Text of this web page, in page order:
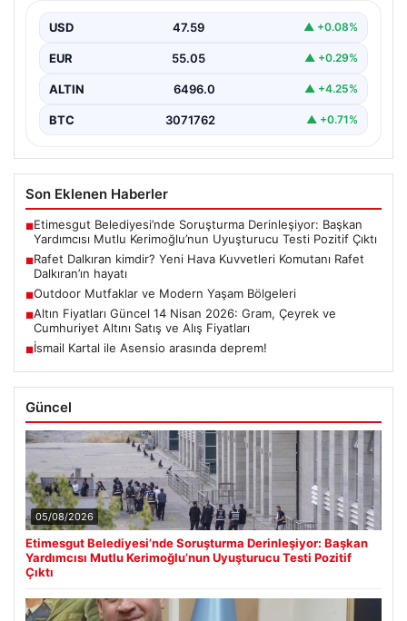
USD 47.59 ▲ +0.08%
EUR 55.05 ▲ +0.29%
ALTIN 6496.0 ▲ +4.25%
BTC 3071762 ▲ +0.71%
Son Eklenen Haberler
■Etimesgut Belediyesi’nde Soruşturma Derinleşiyor: Başkan
Yardımcısı Mutlu Kerimoğlu’nun Uyuşturucu Testi Pozitif Çıktı
■Rafet Dalkıran kimdir? Yeni Hava Kuvvetleri Komutanı Rafet
Dalkıran’ın hayatı
■Outdoor Mutfaklar ve Modern Yaşam Bölgeleri
■Altın Fiyatları Güncel 14 Nisan 2026: Gram, Çeyrek ve
Cumhuriyet Altını Satış ve Alış Fiyatları
■İsmail Kartal ile Asensio arasında deprem!
Güncel
05/08/2026
Etimesgut Belediyesi’nde Soruşturma Derinleşiyor: Başkan
Yardımcısı Mutlu Kerimoğlu’nun Uyuşturucu Testi Pozitif
Çıktı